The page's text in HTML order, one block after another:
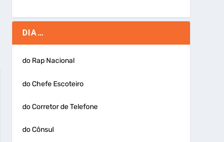
DIA…
do Rap Nacional
do Chefe Escoteiro
do Corretor de Telefone
do Cônsul